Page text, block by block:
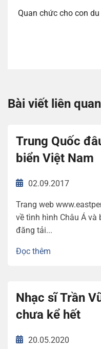
Quan chức cho con
Bài viết liên quan
Trung Quốc
biển Việt Nam
02.09.2017
Trang web
về tình hình Châu Á và
đăng tải...
Đọc thêm
Nhạc sĩ Trần
chưa kể hết
20.05.2020